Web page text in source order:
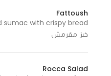
Fattoush
خبز مقرمش
Rocca Salad